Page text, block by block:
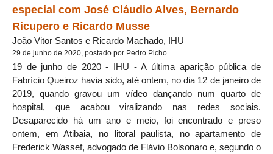
especial com José Cláudio Alves, Bernardo
Ricupero e Ricardo Musse
João Vitor Santos e Ricardo Machado, IHU
29 de junho de 2020, postado por Pedro Picho
19 de junho de 2020 - IHU - A última aparição pública de
Fabrício Queiroz havia sido, até ontem, no dia 12 de janeiro de
2019, quando gravou um vídeo dançando num quarto de
hospital, que acabou viralizando nas redes sociais.
Desaparecido há um ano e meio, foi encontrado e preso
ontem, em Atibaia, no litoral paulista, no apartamento de
Frederick Wassef, advogado de Flávio Bolsonaro e, segundo o